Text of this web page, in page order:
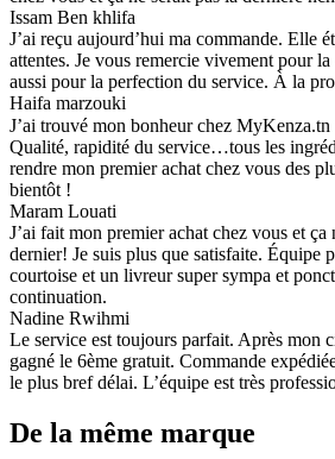
Issam Ben khlifa
J’ai reçu aujourd’hui ma commande. Elle
attentes. Je vous remercie vivement pour
aussi pour la perfection du service. À la
Haifa marzouki
J’ai trouvé mon bonheur chez
Qualité, rapidité du service…tous les
rendre mon premier achat chez vous des
bientôt !
Maram Louati
J’ai fait mon premier achat chez vous et ça
dernier! Je suis plus que satisfaite. Équipe
courtoise et un livreur super sympa et
continuation.
Nadine Rwihmi
Le service est toujours parfait. Après mon
gagné le 6ème gratuit. Commande
le plus bref délai. L’équipe est très
De la même marque